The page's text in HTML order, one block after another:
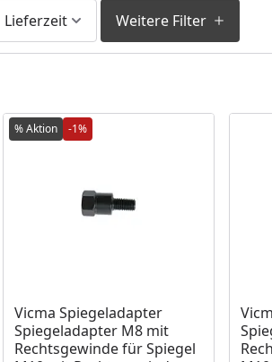
Lieferzeit Weitere Filter
% Aktion -1%
Vicma Spiegeladapter
Spiegeladapter M8 mit
Rechtsgewinde für Spiegel
Produkt am Lager